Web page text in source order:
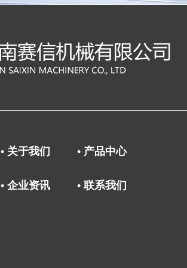
• 关于我们 • 产品中心
• 企业资讯 • 联系我们